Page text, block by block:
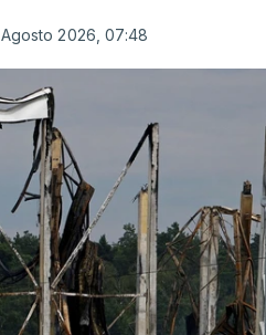
2026, 07:48